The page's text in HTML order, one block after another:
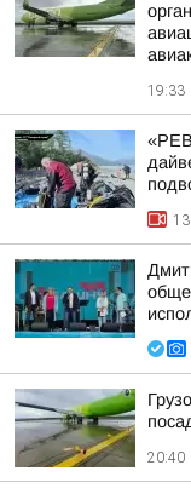
19:33
20:40